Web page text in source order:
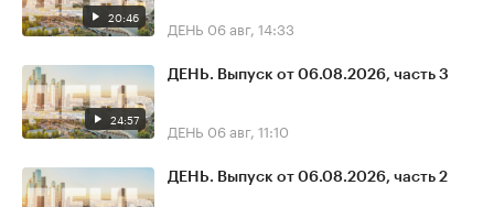
20:46 ДЕНЬ 06 авг, 14:33
24:57
ДЕНЬ. Выпуск от 06.08.2026, часть 3
ДЕНЬ 06 авг, 11:10
ДЕНЬ. Выпуск от 06.08.2026, часть 2